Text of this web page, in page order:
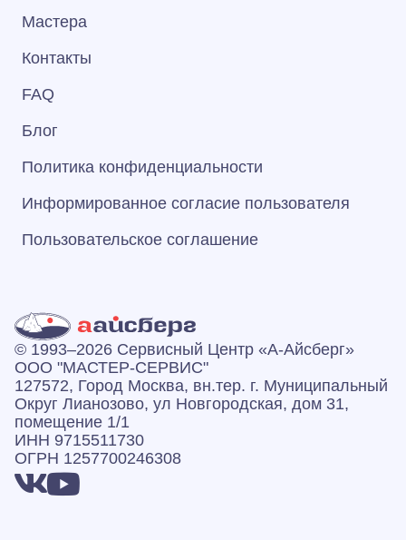
Мастера
Контакты
FAQ
Блог
Политика конфиденциальности
Информированное согласие пользователя
Пользовательское соглашение
© 1993–2026 Сервисный Центр «А‑Айсберг»
ООО "МАСТЕР-СЕРВИС"
127572, Город Москва, вн.тер. г. Муниципальный
Округ Лианозово, ул Новгородская, дом 31,
помещение 1/1
ИНН 9715511730
ОГРН 1257700246308